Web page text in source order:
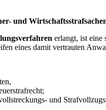
und
erlangt, ist eine
eines damit vertrauten
und